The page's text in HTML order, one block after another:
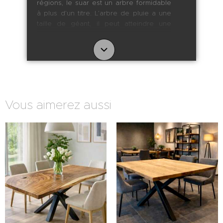
régions, le suar est un arbre formidable
à plus d’un titre. L’arbre de pluie a une
taille de géant, il peut atteindre une
une circonférence de 40 à 60 mètres.
L’herbe est plus verte sous ce géant
qu’ailleurs, car ses feuilles abritent du
que vient son surnom d’arbre de pluie.
impressionnante et de par l’étendue de
sa canopée, a en plus l’avantage de
capter incomparablement plus de CO2
que les autres espèces. Son grain fin, le
dessin sinueux de ses traits de
croissance et ses beaux dégradés du
blond au brun en font l’essence de bois
idéale pour un plateau de table unique.
On peut dire que le bois de suar
Vous aimerez aussi